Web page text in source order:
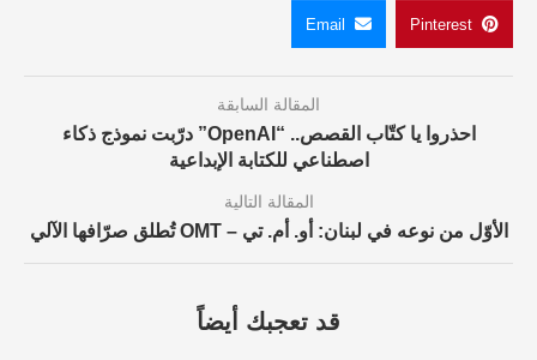
Pinterest
Email
المقالة السابقة
احذروا يا كتّاب القصص.. “OpenAI” درّبت نموذج ذكاء
اصطناعي للكتابة الإبداعية
المقالة التالية
الأوّل من نوعه في لبنان: أو. أم. تي – OMT تُطلق صرّافها الآلي
قد تعجبك أيضاً